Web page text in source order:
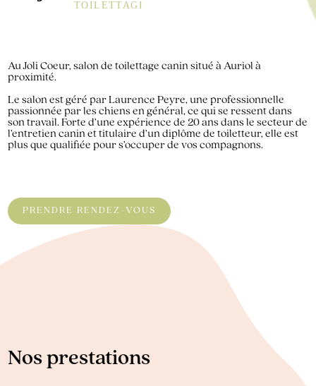
Au Joli Coeur, salon de toilettage canin situé à Auriol à
proximité.
Le salon est géré par Laurence Peyre, une professionnelle
passionnée par les chiens en général, ce qui se ressent dans
son travail. Forte d’une expérience de 20 ans dans le secteur de
l’entretien canin et titulaire d’un diplôme de toiletteur, elle est
plus que qualifiée pour s’occuper de vos compagnons.
PRENDRE RENDEZ-VOUS
Nos prestations